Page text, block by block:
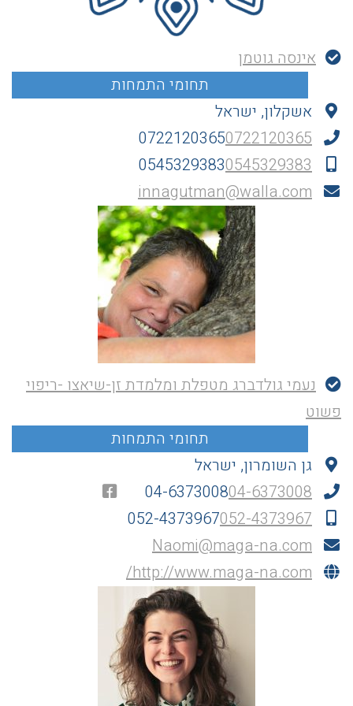
אינסה גוטמן
אשקלון, ישראל
07221203650722120365
05453293830545329383
innagutman@walla.com
נעמי גולדברג מטפלת ומלמדת זן-שיאצו -ריפוי
פשוט
גן השומרון, ישראל
04-637300804-6373008
052-4373967052-4373967
Naomi@maga-na.com
http://www.maga-na.com/